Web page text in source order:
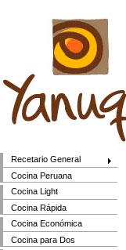
Recetario General
Cocina Peruana
Cocina Light
Cocina Rápida
Cocina Económica
Cocina para Dos